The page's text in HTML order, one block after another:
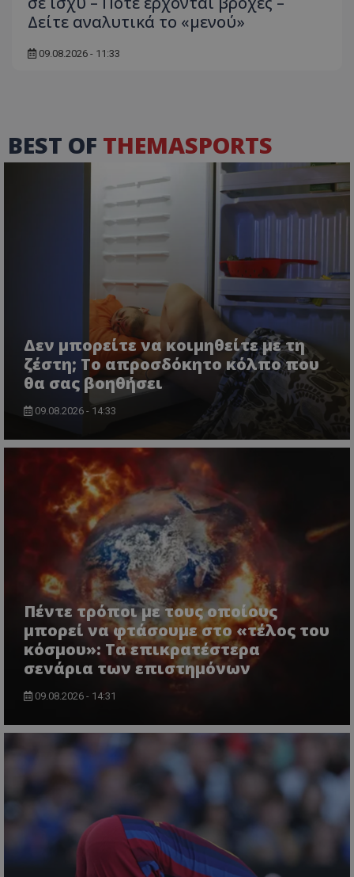
Δείτε αναλυτικά το «μενού»
09.08.2026 - 11:33
BEST OF THEMASPORTS
Δεν μπορείτε να κοιμηθείτε με τη
ζέστη; Το απροσδόκητο κόλπο που
θα σας βοηθήσει
09.08.2026 - 14:33
Πέντε τρόποι με τους οποίους
μπορεί να φτάσουμε στο «τέλος του
κόσμου»: Τα επικρατέστερα
σενάρια των επιστημόνων
09.08.2026 - 14:31